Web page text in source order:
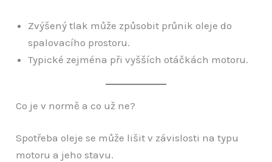
Zvýšený tlak může způsobit průnik oleje do
spalovacího prostoru.
Typické zejména při vyšších otáčkách motoru.
Co je v normě a co už ne?
Spotřeba oleje se může lišit v závislosti na typu
motoru a jeho stavu.